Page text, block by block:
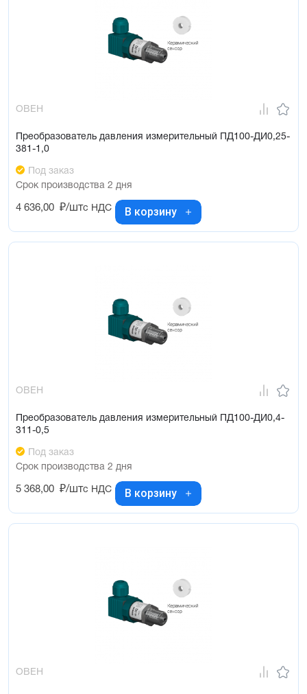
ОВЕН
Преобразователь давления измерительный ПД100-ДИ0,25-
381-1,0
Под заказ
Срок производства 2 дня
4 636,00 ₽/штс НДС В корзину
ОВЕН
Преобразователь давления измерительный ПД100-ДИ0,4-
311-0,5
Под заказ
Срок производства 2 дня
5 368,00 ₽/штс НДС В корзину
ОВЕН